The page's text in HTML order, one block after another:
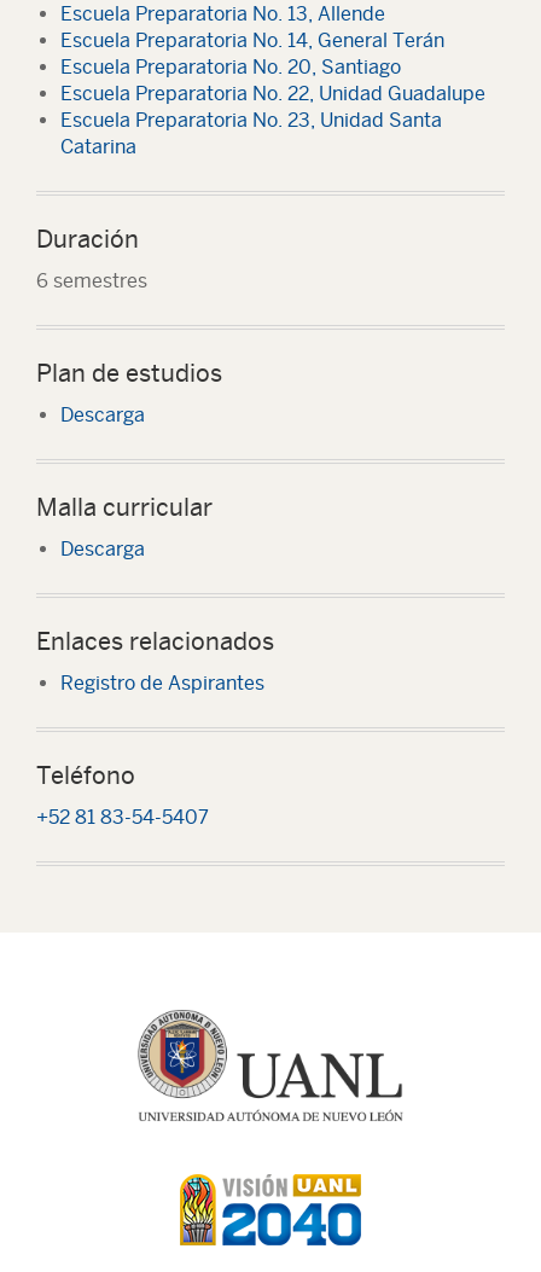
Escuela Preparatoria No. 13, Allende
Escuela Preparatoria No. 14, General Terán
Escuela Preparatoria No. 20, Santiago
Escuela Preparatoria No. 22, Unidad Guadalupe
Escuela Preparatoria No. 23, Unidad Santa
Catarina
Duración
6 semestres
Plan de estudios
Descarga
Malla curricular
Descarga
Enlaces relacionados
Registro de Aspirantes
Teléfono
+52 81 83-54-5407